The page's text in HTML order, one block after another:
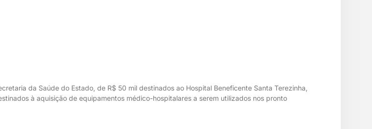
da Saúde do Estado, de R$ 50 mil destinados ao Hospital Beneficente Santa Terezinha,
à aquisição de equipamentos médico-hospitalares a serem utilizados nos pronto